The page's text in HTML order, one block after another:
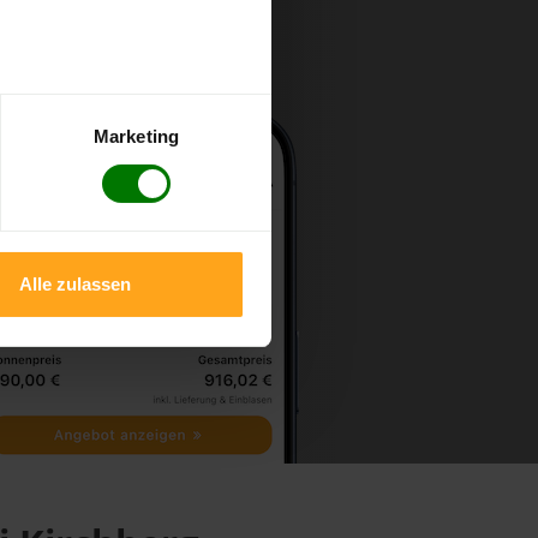
Marketing
Alle zulassen